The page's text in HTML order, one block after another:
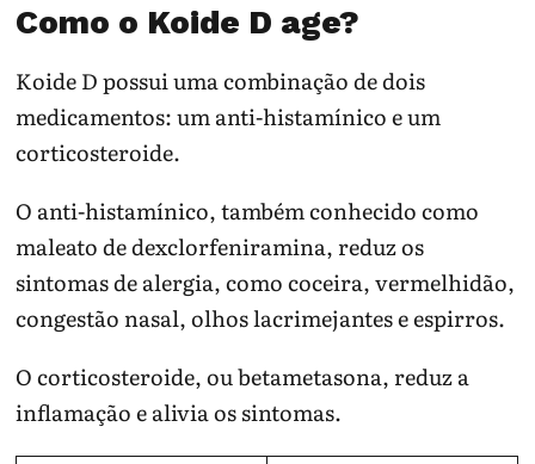
Como o Koide D age?
Koide D possui uma combinação de dois
medicamentos: um anti-histamínico e um
corticosteroide.
O anti-histamínico, também conhecido como
maleato de dexclorfeniramina, reduz os
sintomas de alergia, como coceira, vermelhidão,
congestão nasal, olhos lacrimejantes e espirros.
O corticosteroide, ou betametasona, reduz a
inflamação e alivia os sintomas.